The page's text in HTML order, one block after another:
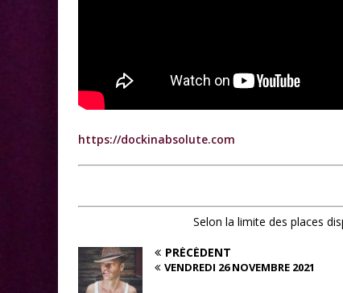
https://dockinabsolute.com
Selon la limite des places
PRÉCÉDENT
VENDREDI 26 NOVEMBRE 2021